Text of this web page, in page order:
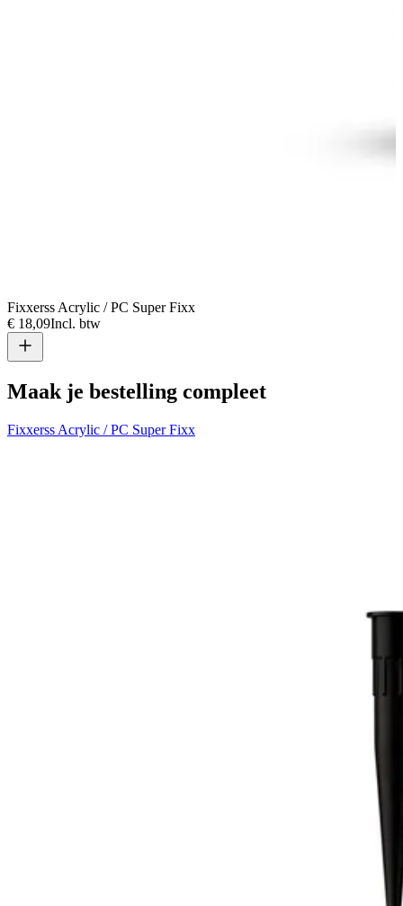
Fixxerss Acrylic / PC Super Fixx
€ 18,09Incl. btw
Maak je bestelling compleet
Fixxerss Acrylic / PC Super Fixx